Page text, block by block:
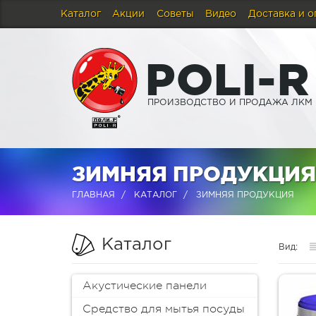
Каталог Акции Советы Видео Доставка и
POLI-R
ПРОИЗВОДСТВО И ПРОДАЖА ЛКМ
ЗИМНЯЯ
ГЛАВНАЯ КАТАЛОГ ЗИМНЯЯ ПРОДУКЦИЯ
Каталог
Акустические панели
Средство для мытья посуды
Вид: